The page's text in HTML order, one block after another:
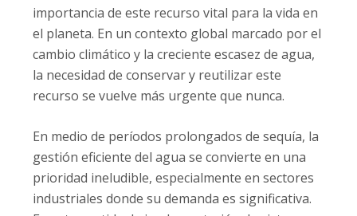
importancia de este recurso vital para la vida en
el planeta. En un contexto global marcado por el
cambio climático y la creciente escasez de agua,
la necesidad de conservar y reutilizar este
recurso se vuelve más urgente que nunca.
En medio de períodos prolongados de sequía, la
gestión eficiente del agua se convierte en una
prioridad ineludible, especialmente en sectores
industriales donde su demanda es significativa.